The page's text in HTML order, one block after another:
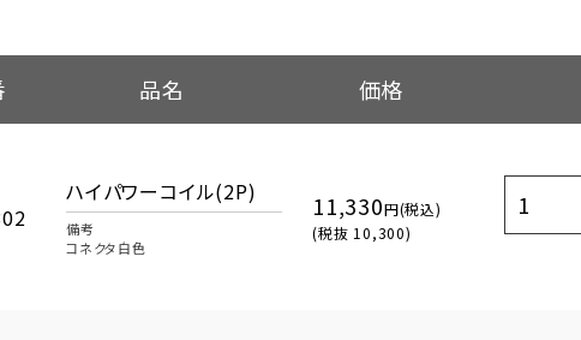
品名 価格
ハイパワーコイル(2P)
備考
コネクタ白色
11,330円(税込)
(税抜 10,300)